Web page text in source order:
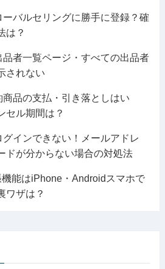
バルセリングに勝手に登録？確
は？
者一覧ページ・すべての出品者
されない
品の支払・引き落としはい
セル期間は？
インできない！メールアドレ
ドが分からない場合の対処法
能はiPhone・Androidスマホで
ワザは？